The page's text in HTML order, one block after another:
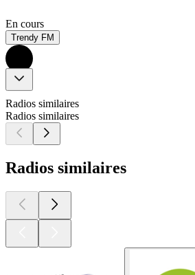
En cours
Trendy FM
Radios similaires
Radios similaires
Radios similaires